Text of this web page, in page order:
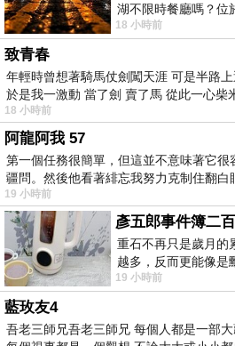
湖不限時餐廳嗎？位
內湖店，從捷運站步
18 小時前
致青春
年輕時曾想著騎馬仗劍闖天涯 可是半路
於是我一激動 當了劍 賣了馬 從此一心柴
18 小時前
阿龍阿我 57
第一個任務很簡單，但這並不意味著它
疆問。然後他看著緋忘我努力克制住翻白
19 小時前
彥五郎事件簿二
重石不再只是歲月的
越多，反而更能像是
習慣一如縱容，成了
19 小時前
藍玫友4
吾老三師兄吾老三師兄 每個人都是一部